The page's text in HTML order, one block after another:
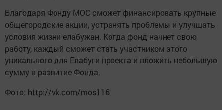
Благодаря Фонду МОС сможет финансировать крупные
общегородские акции, устранять проблемы и улучшать
условия жизни елабужан. Когда фонд начнет свою
работу, каждый сможет стать участником этого
уникального для Елабуги проекта и вложить небольшую
сумму в развитие Фонда.
Фото: http://vk.com/mos116